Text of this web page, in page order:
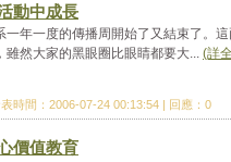
動中成長
一年一度的傳播周開始了又結束了。
雖然大家的黑眼圈比眼睛都要大... (詳
時間：2006-07-24 00:13:54 | 回應：0
價值教育